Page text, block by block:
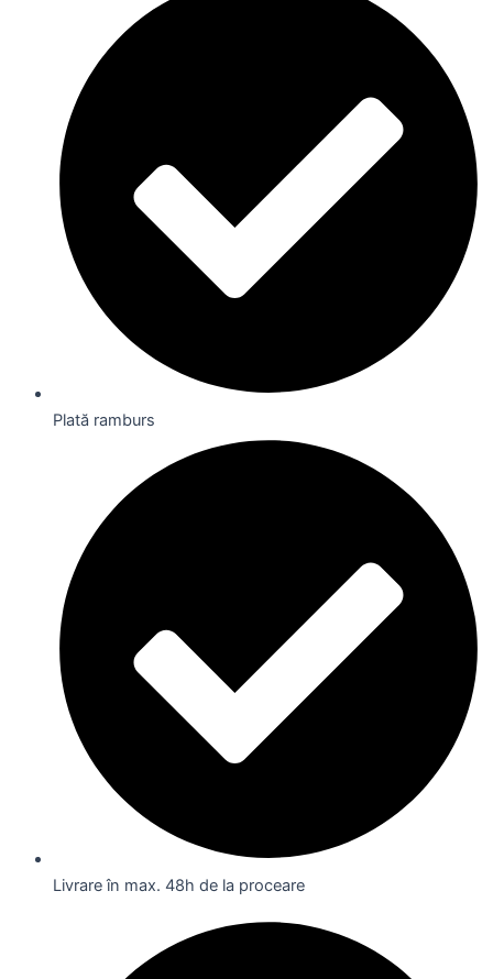
Plată ramburs
Livrare în max. 48h de la proceare